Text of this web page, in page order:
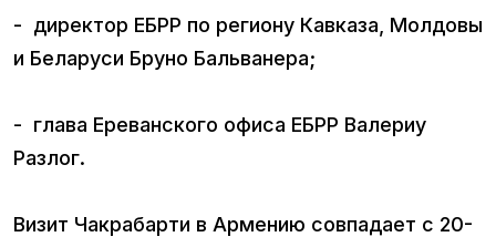
- директор ЕБРР по региону Кавказа, Молдовы
и Беларуси Бруно Бальванера;
- глава Ереванского офиса ЕБРР Валериу
Разлог.
Визит Чакрабарти в Армению совпадает с 20-